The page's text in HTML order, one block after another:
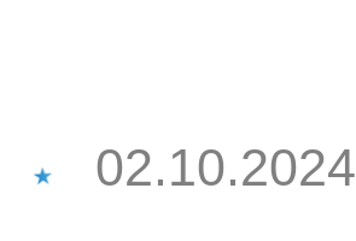
02.10.2024